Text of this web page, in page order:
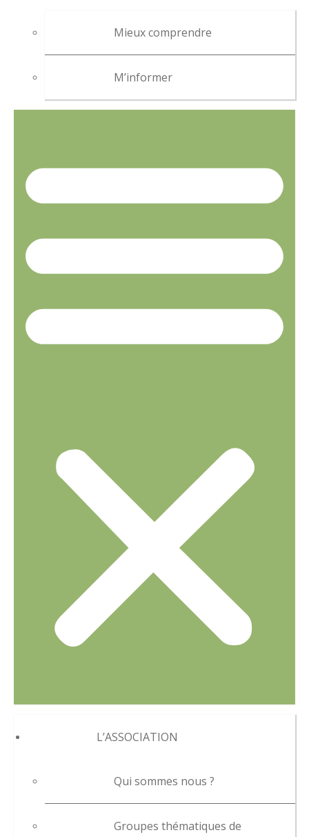
Mieux comprendre
M’informer
L’ASSOCIATION
Qui sommes nous ?
Groupes thématiques de